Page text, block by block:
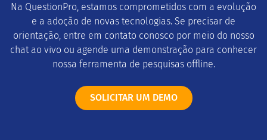
Na QuestionPro, estamos comprometidos com a evolução
e a adoção de novas tecnologias. Se precisar de
orientação, entre em contato conosco por meio do nosso
chat ao vivo ou agende uma demonstração para conhecer
nossa ferramenta de pesquisas offline.
SOLICITAR UM DEMO